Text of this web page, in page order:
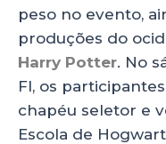
peso no evento,
produções do
Harry Potter. No
FI, os
chapéu seletor e
Escola de